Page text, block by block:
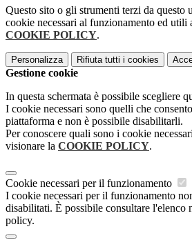
Questo sito o gli strumenti terzi da questo
cookie necessari al funzionamento ed
COOKIE POLICY.
Personalizza Rifiuta tutti i cookies
Gestione cookie
In questa schermata è possibile scegliere
I cookie necessari sono quelli che
piattaforma e non è possibile disabilitarli.
Per conoscere quali sono i cookie
visionare la COOKIE POLICY.
Cookie necessari per il funzionamento
I cookie necessari per il funzionamento
disabilitati. È possibile consultare l'elenco
policy.